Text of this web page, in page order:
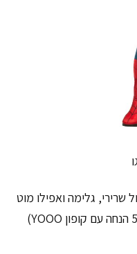
שרירי, גלימה ואפילו מוט